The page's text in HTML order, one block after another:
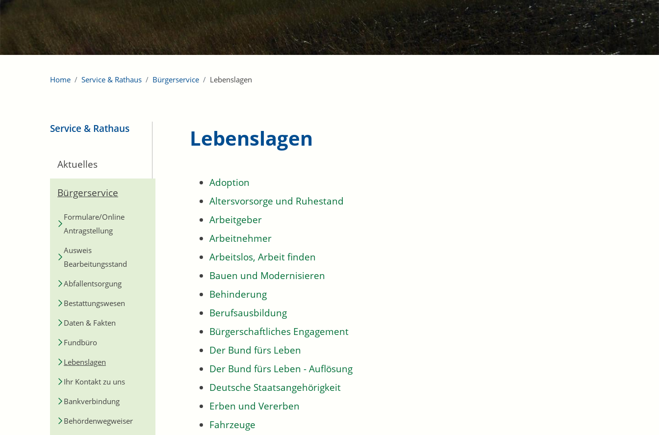
Home Service & Rathaus Bürgerservice Lebenslagen
Service & Rathaus
Aktuelles
Bürgerservice
Formulare/Online
Antragstellung
Ausweis
Bearbeitungsstand
Abfallentsorgung
Bestattungswesen
Daten & Fakten
Fundbüro
Lebenslagen
Ihr Kontakt zu uns
Bankverbindung
Behördenwegweiser
Lebenslagen
Adoption
Altersvorsorge und Ruhestand
Arbeitgeber
Arbeitnehmer
Arbeitslos, Arbeit finden
Bauen und Modernisieren
Behinderung
Berufsausbildung
Bürgerschaftliches Engagement
Der Bund fürs Leben
Der Bund fürs Leben - Auflösung
Deutsche Staatsangehörigkeit
Erben und Vererben
Fahrzeuge